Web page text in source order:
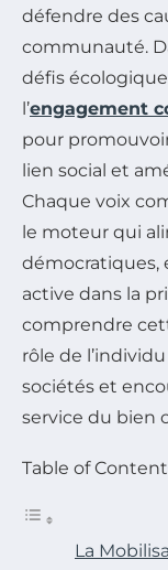
défendre des
communauté.
défis
l’engagement
pour
lien social et
Chaque voix
le moteur qui
démocratiques,
active dans la
comprendre
rôle de
sociétés et
service du bien
Table of
La